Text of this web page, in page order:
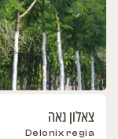
צאלון נאה
Delonix regia